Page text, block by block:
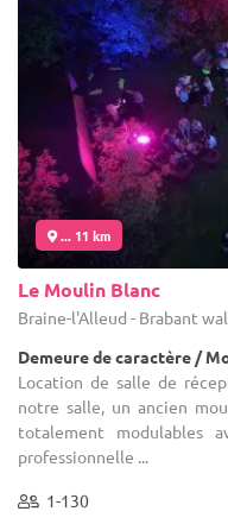
... 11 km
Le Moulin Blanc
Braine-l'Alleud - Brabant
Demeure de caractère /
Location de salle de
notre salle, un ancien
totalement modulables
professionnelle ...
1-130